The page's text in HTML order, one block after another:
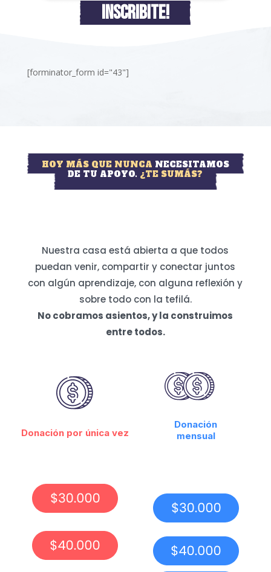
INSCRIBITE!
[forminator_form id="43"]
HOY MÁS QUE NUNCA NECESITAMOS
DE TU APOYO. ¿TE SUMÁS?
Nuestra casa está abierta a que todos
puedan venir, compartir y conectar juntos
con algún aprendizaje, con alguna reflexión y
sobre todo con la tefilá.
No cobramos asientos, y la construimos
entre todos.
Donación por única vez
Donación
mensual